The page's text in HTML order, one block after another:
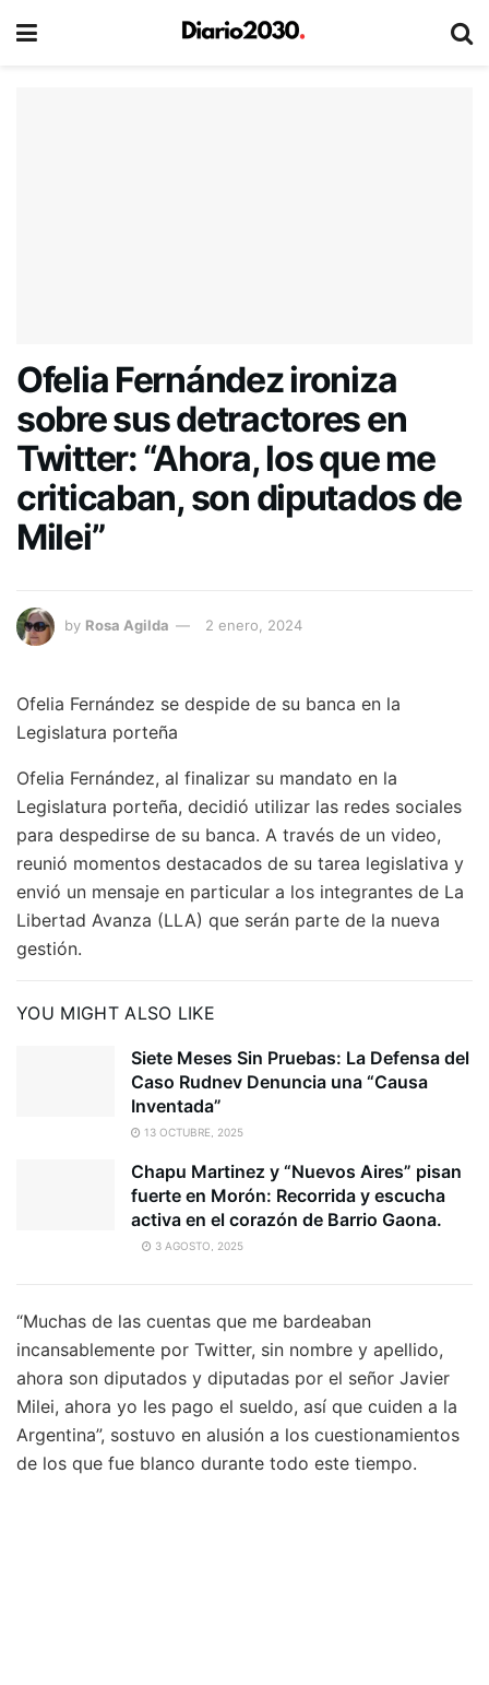
Ofelia Fernández ironiza
sobre sus detractores en
Twitter: “Ahora, los que me
criticaban, son diputados de
Milei”
by Rosa Agilda 2 enero, 2024
Ofelia Fernández se despide de su banca en la
Legislatura porteña
Ofelia Fernández, al finalizar su mandato en la
Legislatura porteña, decidió utilizar las redes sociales
para despedirse de su banca. A través de un video,
reunió momentos destacados de su tarea legislativa y
envió un mensaje en particular a los integrantes de La
Libertad Avanza (LLA) que serán parte de la nueva
gestión.
YOU MIGHT ALSO LIKE
Siete Meses Sin Pruebas: La Defensa del
Caso Rudnev Denuncia una “Causa
Inventada”
13 OCTUBRE, 2025
Chapu Martinez y “Nuevos Aires” pisan
fuerte en Morón: Recorrida y escucha
activa en el corazón de Barrio Gaona.
3 AGOSTO, 2025
“Muchas de las cuentas que me bardeaban
incansablemente por Twitter, sin nombre y apellido,
ahora son diputados y diputadas por el señor Javier
Milei, ahora yo les pago el sueldo, así que cuiden a la
Argentina”, sostuvo en alusión a los cuestionamientos
de los que fue blanco durante todo este tiempo.